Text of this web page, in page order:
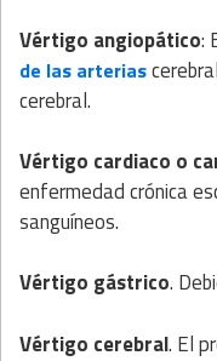
Vértigo angiopático:
de las arterias
cerebral.
Vértigo cardiaco o
enfermedad crónica
sanguíneos.
Vértigo gástrico.
Vértigo cerebral. El